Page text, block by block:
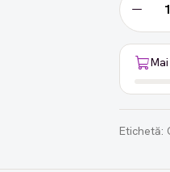
Etichetă: